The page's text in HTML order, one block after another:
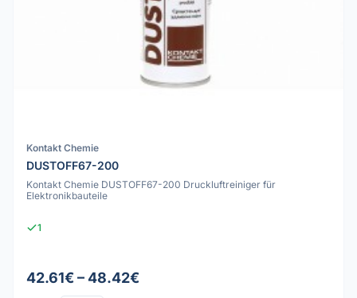
Kontakt Chemie
DUSTOFF67-200
Kontakt Chemie DUSTOFF67-200 Druckluftreiniger für
Elektronikbauteile
1
42.61€ – 48.42€